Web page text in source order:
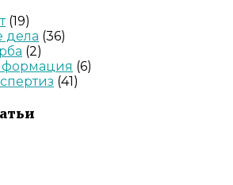
(19)
дела (36)
(2)
(6)
(41)